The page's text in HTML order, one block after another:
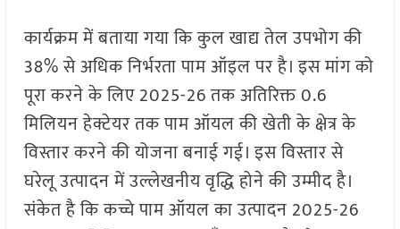
कार्यक्रम में बताया गया कि कुल खाद्य तेल उपभोग की
38% से अधिक निर्भरता पाम ऑइल पर है। इस मांग को
पूरा करने के लिए 2025-26 तक अतिरिक्त 0.6
मिलियन हेक्टेयर तक पाम ऑयल की खेती के क्षेत्र के
विस्तार करने की योजना बनाई गई। इस विस्तार से
घरेलू उत्पादन में उल्लेखनीय वृद्धि होने की उम्मीद है।
संकेत है कि कच्चे पाम ऑयल का उत्पादन 2025-26